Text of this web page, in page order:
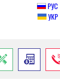
РУС
УКР